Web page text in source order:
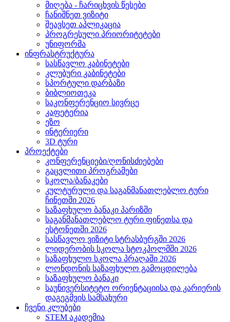
მიღება - ჩარიცხვის წესები
ჩანიშნეთ ვიზიტი
შეავსეთ აპლიკაცია
პროგრესული პრიორიტეტები
უნიფორმა
ინფრასტრუქტურა
სასწავლო კაბინეტები
კლუბური კაბინეტები
სპორტული დარბაზი
ბიბლიოთეკა
საკონფერენციო სივრცე
კაფეტერია
ეზო
ინტერიერი
3D ტური
პროექტები
კონფერენციები/ღონისძიებები
გაცვლითი პროგრამები
სკოლა/ბანაკები
კულტურული და საგანმანათლებლო ტური
ჩინეთში 2026
საზაფხულო ბანაკი პარიზში
საგანმანათლებლო ტური ფინეთსა და
ესტონეთში 2026
სასწავლო ვიზიტი სტრასბურგში 2026
ლიდერობის სკოლა სტოკჰოლმში 2026
საზაფხულო სკოლა პრაღაში 2026
ლონდონის საზაფხულო გამოცდილება
საზაფხულო ბანაკი
საუნივერსიტეტო ორიენტაციისა და კარიერის
დაგეგმვის სამსახური
ჩვენი კლუბები
STEM აკადემია